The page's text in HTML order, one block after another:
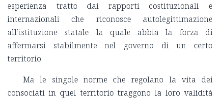
esperienza tratto dai rapporti costituzionali e
internazionali che riconosce autolegittimazione
all’istituzione statale la quale abbia la forza di
affermarsi stabilmente nel governo di un certo
territorio.
Ma le singole norme che regolano la vita dei
consociati in quel territorio traggono la loro validità